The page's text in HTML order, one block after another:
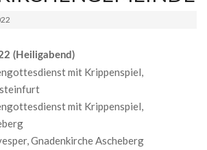
(Heiligabend)
mit Krippenspiel,
mit Krippenspiel,
Gnadenkirche Ascheberg